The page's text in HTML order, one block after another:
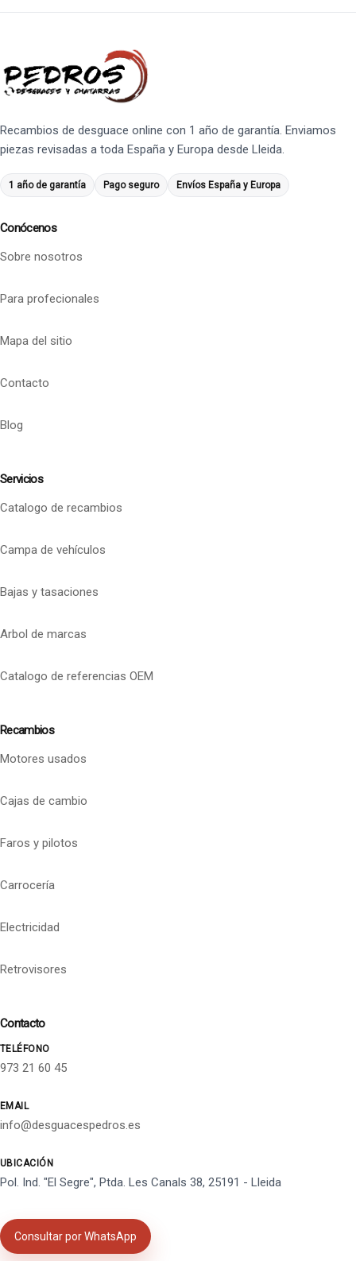
Recambios de desguace online con 1 año de garantía. Enviamos
piezas revisadas a toda España y Europa desde Lleida.
1 año de garantía Pago seguro Envíos España y Europa
Conócenos
Sobre nosotros
Para profecionales
Mapa del sitio
Contacto
Blog
Servicios
Catalogo de recambios
Campa de vehículos
Bajas y tasaciones
Arbol de marcas
Catalogo de referencias OEM
Recambios
Motores usados
Cajas de cambio
Faros y pilotos
Carrocería
Electricidad
Retrovisores
Contacto
TELÉFONO
973 21 60 45
EMAIL
info@desguacespedros.es
UBICACIÓN
Pol. Ind. "El Segre", Ptda. Les Canals 38, 25191 - Lleida
Consultar por WhatsApp